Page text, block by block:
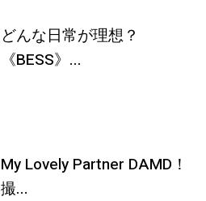
どんな日常が理想？
《BESS》...
My Lovely Partner DAMD！
撮...